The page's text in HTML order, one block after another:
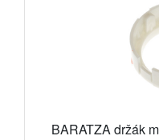
BARATZA držák